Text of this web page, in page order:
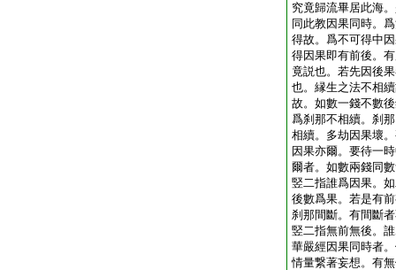
究竟歸流畢居此海
同此教因果同時。
得故。爲不可得中
得因果即有前後。
竟説也。若先因後
也。縁生之法不相
故。如數一錢不數
爲刹那不相續。刹
相續。多劫因果壞
因果亦爾。要待一
爾者。如數兩錢同
竪二指誰爲因果。
後數爲果。若是有
刹那間斷。有間斷
竪二指無前無後。
華嚴經因果同時者
情量繋著妄想。有